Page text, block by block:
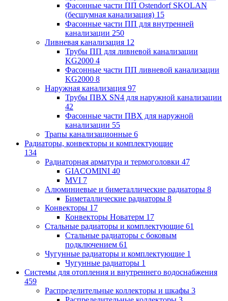
Фасонные части ПП Ostendorf SKOLAN
(бесшумная канализация) 15
Фасонные части ПП для внутренней
канализации 250
Ливневая канализация 12
Трубы ПП для ливневой канализации
KG2000 4
Фасонные части ПП ливневой канализации
KG2000 8
Наружная канализация 97
Трубы ПВХ SN4 для наружной канализации
42
Фасонные части ПВХ для наружной
канализации 55
Трапы канализационные 6
Радиаторы, конвекторы и комплектующие
134
Радиаторная арматура и термоголовки 47
GIACOMINI 40
MVI 7
Алюминиевые и биметаллические радиаторы 8
Биметаллические радиаторы 8
Конвекторы 17
Конвекторы Новатерм 17
Стальные радиаторы и комплектующие 61
Стальные радиаторы с боковым
подключением 61
Чугунные радиаторы и комплектующие 1
Чугунные радиаторы 1
Системы для отопления и внутреннего водоснабжения
459
Распределительные коллекторы и шкафы 3